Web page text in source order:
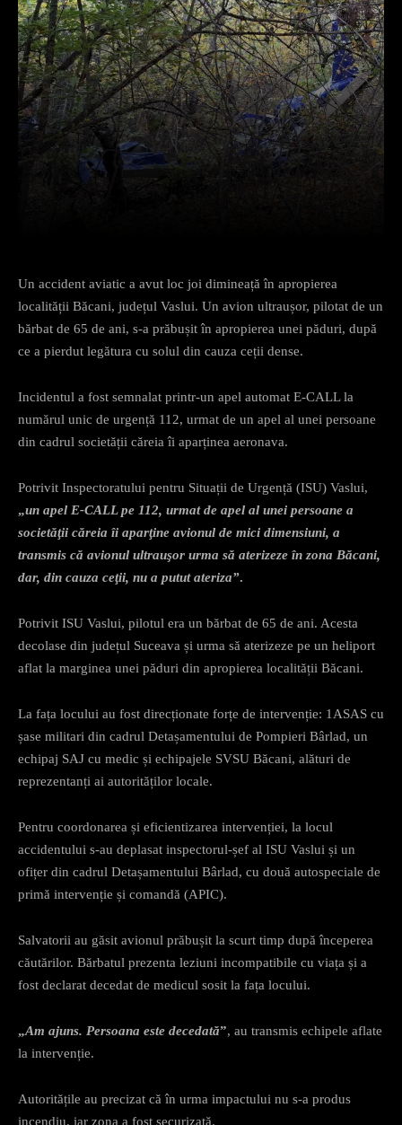
Un accident aviatic a avut loc joi dimineață în apropierea
localității Băcani, județul Vaslui. Un avion ultraușor, pilotat de un
bărbat de 65 de ani, s-a prăbușit în apropierea unei păduri, după
ce a pierdut legătura cu solul din cauza ceții dense.
Incidentul a fost semnalat printr-un apel automat E-CALL la
numărul unic de urgență 112, urmat de un apel al unei persoane
din cadrul societății căreia îi aparținea aeronava.
Potrivit Inspectoratului pentru Situații de Urgență (ISU) Vaslui,
„un apel E-CALL pe 112, urmat de apel al unei persoane a
societăţii căreia îi aparţine avionul de mici dimensiuni, a
transmis că avionul ultrauşor urma să aterizeze în zona Băcani,
dar, din cauza ceţii, nu a putut ateriza”.
Potrivit ISU Vaslui, pilotul era un bărbat de 65 de ani. Acesta
decolase din județul Suceava și urma să aterizeze pe un heliport
aflat la marginea unei păduri din apropierea localității Băcani.
La fața locului au fost direcționate forțe de intervenție: 1ASAS cu
șase militari din cadrul Detașamentului de Pompieri Bârlad, un
echipaj SAJ cu medic și echipajele SVSU Băcani, alături de
reprezentanți ai autorităților locale.
Pentru coordonarea și eficientizarea intervenției, la locul
accidentului s-au deplasat inspectorul-șef al ISU Vaslui și un
ofițer din cadrul Detașamentului Bârlad, cu două autospeciale de
primă intervenție și comandă (APIC).
Salvatorii au găsit avionul prăbușit la scurt timp după începerea
căutărilor. Bărbatul prezenta leziuni incompatibile cu viața și a
fost declarat decedat de medicul sosit la fața locului.
„Am ajuns. Persoana este decedată”, au transmis echipele aflate
la intervenție.
Autoritățile au precizat că în urma impactului nu s-a produs
incendiu, iar zona a fost securizată.